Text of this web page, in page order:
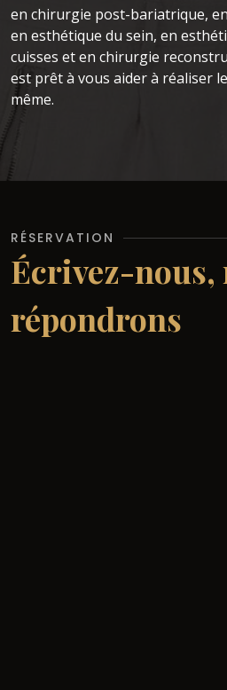
en chirurgie post-bariatrique,
en esthétique du sein, en
cuisses et en chirurgie
est prêt à vous aider à réaliser
même.
RÉSERVATION
Écrivez-nous,
répondrons